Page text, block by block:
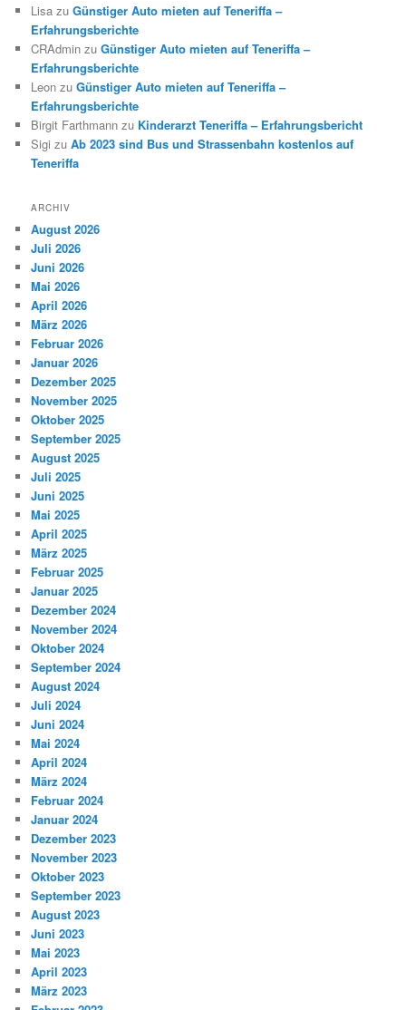
Lisa zuGünstiger Auto mieten auf Teneriffa –
Erfahrungsberichte
CRAdmin zuGünstiger Auto mieten auf Teneriffa –
Erfahrungsberichte
Leon zuGünstiger Auto mieten auf Teneriffa –
Erfahrungsberichte
Birgit Farthmann zu Kinderarzt Teneriffa – Erfahrungsbericht
Sigi zuAb 2023 sind Bus und Strassenbahn kostenlos auf
Teneriffa
ARCHIV
August 2026
Juli 2026
Juni 2026
Mai 2026
April 2026
März 2026
Februar 2026
Januar 2026
Dezember 2025
November 2025
Oktober 2025
September 2025
August 2025
Juli 2025
Juni 2025
Mai 2025
April 2025
März 2025
Februar 2025
Januar 2025
Dezember 2024
November 2024
Oktober 2024
September 2024
August 2024
Juli 2024
Juni 2024
Mai 2024
April 2024
März 2024
Februar 2024
Januar 2024
Dezember 2023
November 2023
Oktober 2023
September 2023
August 2023
Juni 2023
Mai 2023
April 2023
März 2023